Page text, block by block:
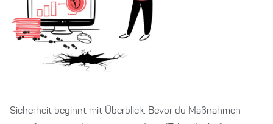
Sicherheit beginnt mit Überblick. Bevor du Maßnahmen